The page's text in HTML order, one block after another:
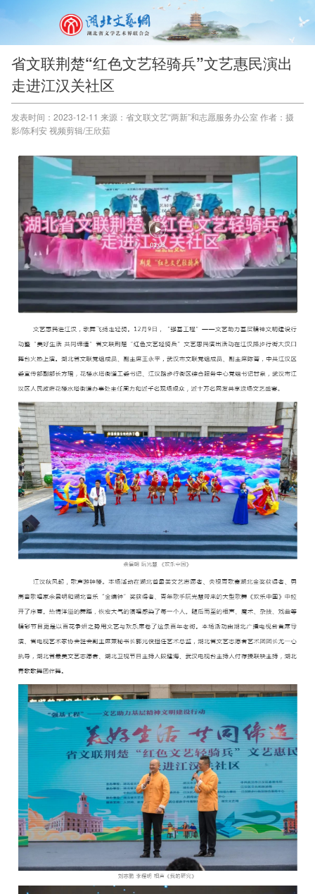
省文联荆楚“红色文艺轻骑兵”文艺惠民演出
走进江汉关社区
发表时间：2023-12-11 来源：省文联文艺“两新”和志愿服务办公室 作者：摄
影/陈利安 视频剪辑/王欣茹